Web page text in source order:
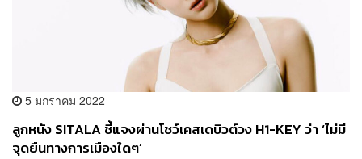
5 มกราคม 2022
ลูกหนัง SITALA ชี้แจงผ่านโชว์เคสเดบิวต์วง H1-KEY ว่า ‘ไม่มี
จุดยืนทางการเมืองใดๆ’